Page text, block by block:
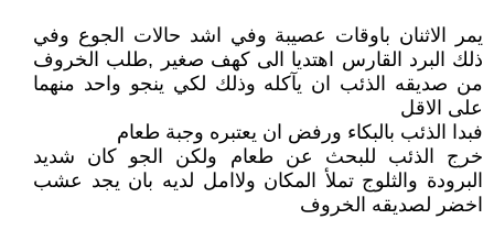
يمر الاثنان باوقات عصيبة وفي اشد حالات الجوع وفي
ذلك البرد القارس اهتديا الى كهف صغير ,طلب الخروف
من صديقه الذئب ان يآكله وذلك لكي ينجو واحد منهما
على الاقل
فبدا الذئب بالبكاء ورفض ان يعتبره وجبة طعام
خرج الذئب للبحث عن طعام ولكن الجو كان شديد
البرودة والثلوج تملأ المكان ولاامل لديه بان يجد عشب
اخضر لصديقه الخروف